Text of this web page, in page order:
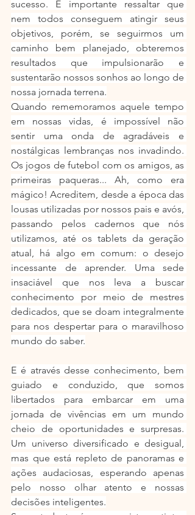
sucesso. É importante ressaltar que
nem todos conseguem atingir seus
objetivos, porém, se seguirmos um
caminho bem planejado, obteremos
resultados que impulsionarão e
sustentarão nossos sonhos ao longo de
nossa jornada terrena.
Quando rememoramos aquele tempo
em nossas vidas, é impossível não
sentir uma onda de agradáveis e
nostálgicas lembranças nos invadindo.
Os jogos de futebol com os amigos, as
primeiras paqueras... Ah, como era
mágico! Acreditem, desde a época das
lousas utilizadas por nossos pais e avós,
passando pelos cadernos que nós
utilizamos, até os tablets da geração
atual, há algo em comum: o desejo
incessante de aprender. Uma sede
insaciável que nos leva a buscar
conhecimento por meio de mestres
dedicados, que se doam integralmente
para nos despertar para o maravilhoso
mundo do saber.
E é através desse conhecimento, bem
guiado e conduzido, que somos
libertados para embarcar em uma
jornada de vivências em um mundo
cheio de oportunidades e surpresas.
Um universo diversificado e desigual,
mas que está repleto de panoramas e
ações audaciosas, esperando apenas
pelo nosso olhar atento e nossas
decisões inteligentes.